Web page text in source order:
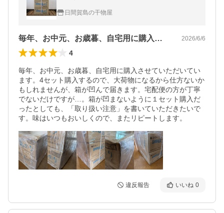
日間賀島の干物屋
毎年、お中元、お歳暮、自宅用に購入させ… 2026/6/6
4
毎年、お中元、お歳暮、自宅用に購入させていただいてい
ます。4セット購入するので、大荷物になるから仕方ないか
もしれませんが、箱が凹んで届きます。宅配便の方が丁寧
でないだけですが…。箱が凹まないように１セット購入だ
ったとしても、「取り扱い注意」を書いていただきたいで
す。味はいつもおいしくので、またリピートします。
違反報告 いいね 0